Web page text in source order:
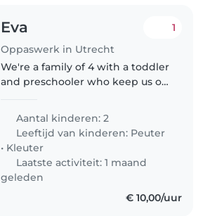
Eva
Oppaswerk in Utrecht
1
We're a family of 4 with a toddler
and preschooler who keep us on
and playful little ones would love
a babysitter who can keep up
with their high..
Aantal kinderen: 2
Leeftijd van kinderen: Peuter
• Kleuter
Laatste activiteit: 1 maand
geleden
€ 10,00/uur